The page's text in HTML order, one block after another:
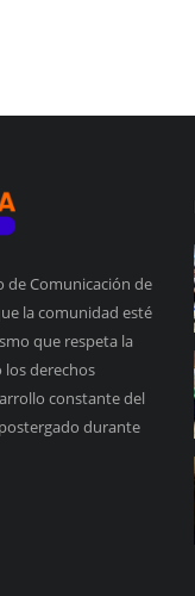
de Comunicación de
la comunidad esté
que respeta la
derechos
constante del
durante